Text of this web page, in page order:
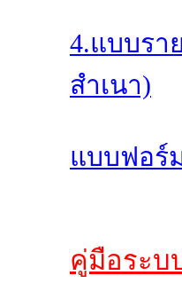
4.แบบรา
สำเนา)
แบบฟอร์
คู่มือระบ